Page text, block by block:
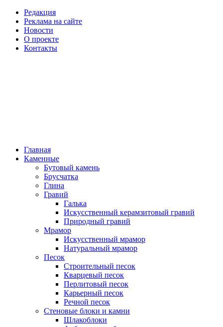
Редакция
Реклама на сайте
Новости
О проекте
Контакты
Главная
Каменные
Бутовый камень
Брусчатка
Глина
Гравий
Галька
Искусственный керамзитовый гравий
Природный гравий
Мрамор
Искусственный мрамор
Натуральный мрамор
Песок
Cтроительный песок
Кварцевый песок
Перлитовый песок
Карьерный песок
Речной песок
Стеновые блоки и камни
Шлакоблоки